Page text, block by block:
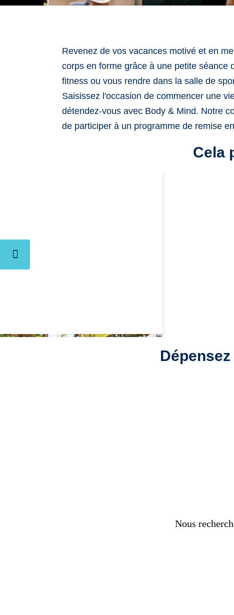
Revenez de vos vacances motivé et en
corps en forme grâce à une petite séance
fitness ou vous rendre dans la salle de
Saisissez l'occasion de commencer une
détendez-vous avec Body & Mind. Notre
de participer à un programme de remise
Cela
Nous